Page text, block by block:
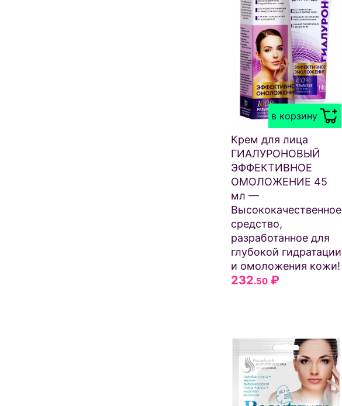
в корзину
Крем для лица
ГИАЛУРОНОВЫЙ
ЭФФЕКТИВНОЕ
ОМОЛОЖЕНИЕ 45
мл —
Высококачественное
средство,
разработанное для
глубокой гидратации
и омоложения кожи!
232.50₽